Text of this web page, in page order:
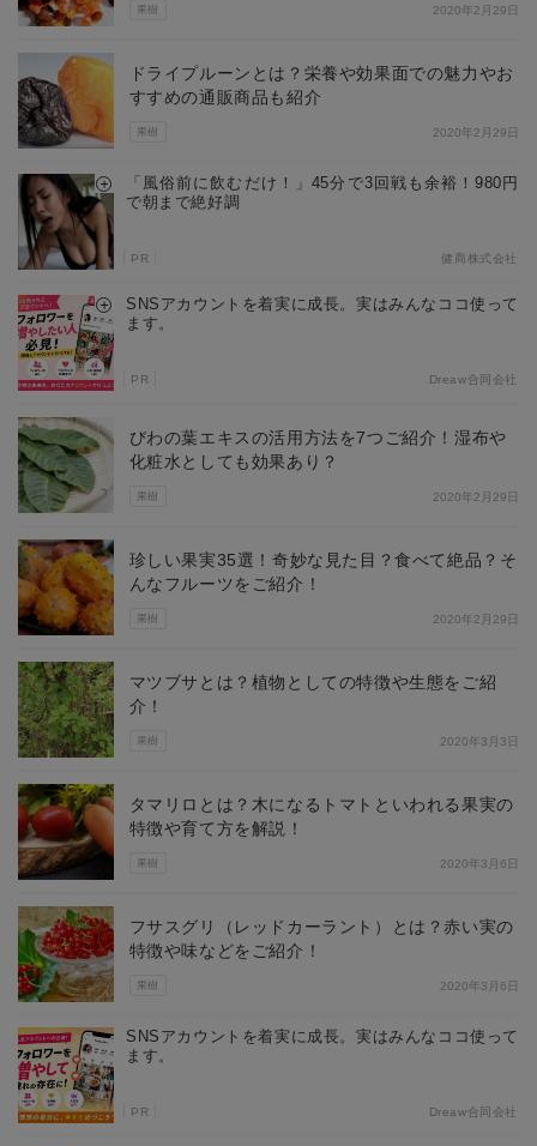
果樹 2020年2月29日
果樹
ドライプルーンとは？栄養や効果面での魅力やお
すすめの通販商品も紹介
2020年2月29日
「風俗前に飲むだけ！」45分で3回戦も余裕！980円
で朝まで絶好調
PR 健商株式会社
SNSアカウントを着実に成長。実はみんなココ使って
ます。
PR Dreaw合同会社
果樹
びわの葉エキスの活用方法を7つご紹介！湿布や
化粧水としても効果あり？
2020年2月29日
果樹
珍しい果実35選！奇妙な見た目？食べて絶品？そ
んなフルーツをご紹介！
2020年2月29日
果樹
マツブサとは？植物としての特徴や生態をご紹
介！
2020年3月3日
果樹
タマリロとは？木になるトマトといわれる果実の
特徴や育て方を解説！
2020年3月6日
果樹
フサスグリ（レッドカーラント）とは？赤い実の
特徴や味などをご紹介！
2020年3月6日
SNSアカウントを着実に成長。実はみんなココ使って
ます。
PR Dreaw合同会社